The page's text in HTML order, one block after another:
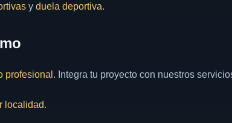
y duela deportiva.
profesional . Integra tu proyecto con nuestros
localidad.